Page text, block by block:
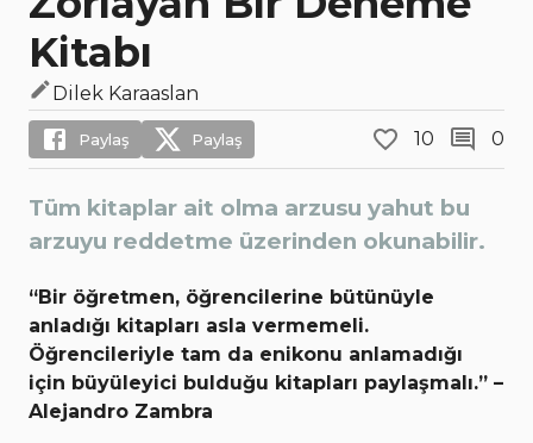
Kitabı
Dilek Karaaslan
Paylaş Paylaş 10 0
Tüm kitaplar ait olma arzusu yahut bu
arzuyu reddetme üzerinden okunabilir.
“Bir öğretmen, öğrencilerine bütünüyle
anladığı kitapları asla vermemeli.
Öğrencileriyle tam da enikonu anlamadığı
için büyüleyici bulduğu kitapları paylaşmalı.” –
Alejandro Zambra